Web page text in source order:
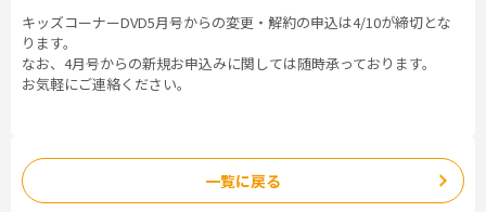
キッズコーナーDVD5月号からの変更・解約の申込は4/10が締切とな
ります。
なお、4月号からの新規お申込みに関しては随時承っております。
お気軽にご連絡ください。
一覧に戻る